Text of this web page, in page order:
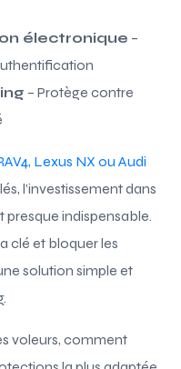
électronique –
– Protège contre
Lexus NX ou Audi
l’investissement dans
indispensable.
clé et bloquer les
solution simple et
voleurs, comment